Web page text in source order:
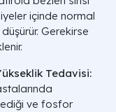
içinde normal
düşürür. Gerekirse
Tedavisi:
ve fosfor